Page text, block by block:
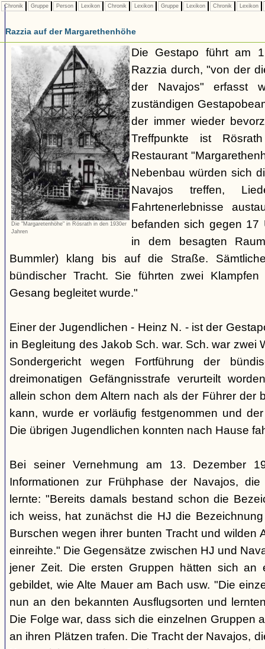
Chronik Gruppe Person Lexikon Chronik Lexikon Gruppe Lexikon Chronik Lexikon
Razzia auf der Margarethenhöhe
Die "Margaretenhöhe" in Rösrath in den 1930er
Jahren
Die Gestapo führt am
Razzia durch, "von der
der Navajos" erfasst
zuständigen
der immer wieder
Treffpunkte ist
Restaurant
Nebenbau würden sich
Navajos treffen,
Fahrtenerlebnisse
befanden sich gegen 17
in dem besagten
Bummler) klang bis auf die Straße.
bündischer Tracht. Sie führten zwei
Gesang begleitet wurde."
Einer der Jugendlichen - Heinz N. - ist der
in Begleitung des Jakob Sch. war. Sch. war zwei
Sondergericht wegen Fortführung der
dreimonatigen Gefängnisstrafe verurteilt
allein schon dem Altern nach als der Führer der
kann, wurde er vorläufig festgenommen und
Die übrigen Jugendlichen konnten nach Hause
Bei seiner Vernehmung am 13. Dezember
Informationen zur Frühphase der Navajos,
lernte: "Bereits damals bestand schon die
ich weiss, hat zunächst die HJ die
Burschen wegen ihrer bunten Tracht und wilden
einreihte." Die Gegensätze zwischen HJ und
jener Zeit. Die ersten Gruppen hätten sich an
gebildet, wie Alte Mauer am Bach usw. "Die
nun an den bekannten Ausflugsorten und
Die Folge war, dass sich die einzelnen Gruppen
an ihren Plätzen trafen. Die Tracht der Navajos,